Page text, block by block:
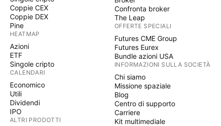
Coppie CEX
Coppie DEX
Pine
HEATMAP
Azioni
ETF
Singole cripto
CALENDARI
Economico
Utili
Dividendi
IPO
ALTRI PRODOTTI
Confronta broker
The Leap
OFFERTE SPECIALI
Futures CME Group
Futures Eurex
Bundle azioni USA
INFORMAZIONI SULLA SOCIETÀ
Chi siamo
Missione spaziale
Blog
Centro di supporto
Carriere
Kit multimediale